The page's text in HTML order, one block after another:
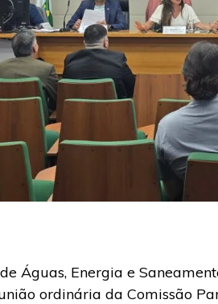
Águas, Energia e
ordinária da Comissão